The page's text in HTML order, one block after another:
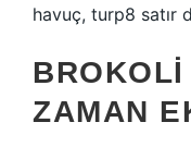
havuç, turp8 satır
ZAMAN